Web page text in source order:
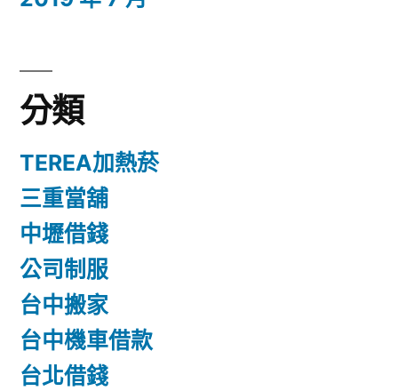
分類
TEREA加熱菸
三重當舖
中壢借錢
公司制服
台中搬家
台中機車借款
台北借錢